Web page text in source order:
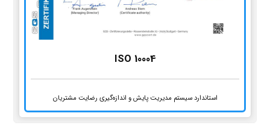
ISO 10004
استاندارد سیستم مدیریت پایش و اندازه‌گیری رضایت مشتریان